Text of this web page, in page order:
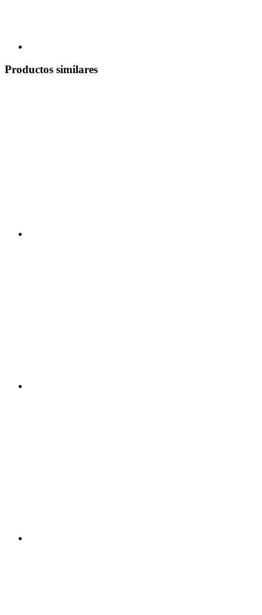
Productos similares